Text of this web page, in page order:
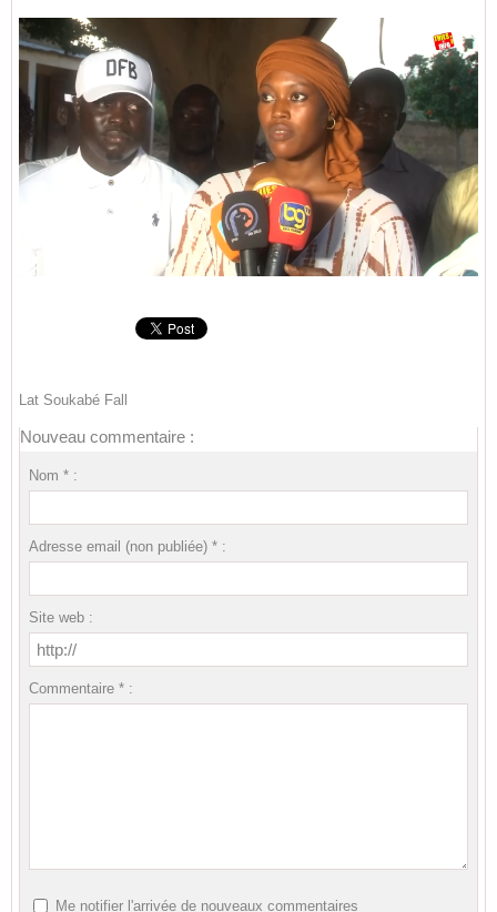
Lat Soukabé Fall
Nouveau commentaire :
Nom * :
Adresse email (non publiée) * :
Site web :
Commentaire * :
Me notifier l'arrivée de nouveaux commentaires